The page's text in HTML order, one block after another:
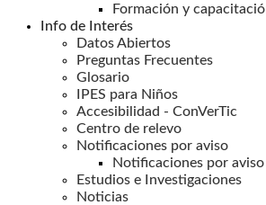
Formación y
Info de Interés
Datos Abiertos
Preguntas Frecuentes
Glosario
IPES para Niños
Accesibilidad - ConVerTic
Centro de relevo
Notificaciones por aviso
Notificaciones por
Estudios e Investigaciones
Noticias